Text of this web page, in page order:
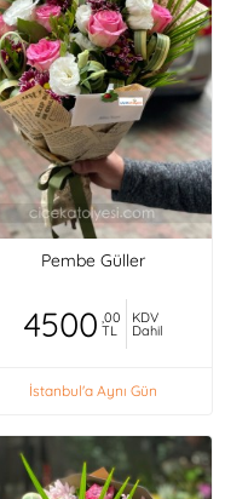
Pembe Güller
4500 ,00
TL
KDV
Dahil
İstanbul'a Aynı Gün